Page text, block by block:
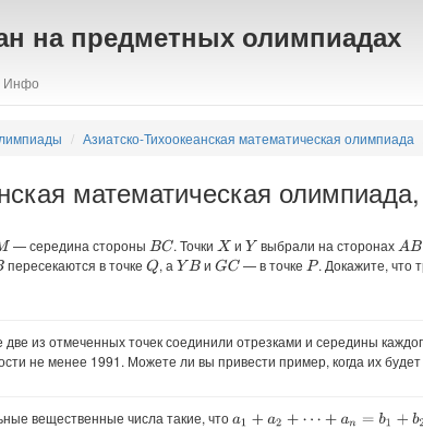
на предметных олимпиадах
Инфо
Азиатско-Тихоокеанская математическая олимпиада
математическая
— середина стороны BC . Точки X и Yвыбрали на сторонахAB
пересекаются в точкеQ, а YB иGC — в точке P. Докажите, что
из отмеченных точек соединили отрезками и середины
не менее 1991. Можете ли вы привести пример, когда их
вещественные числа такие, чтоa1 +a 2+⋯+ a n = b1 +b2 +⋯+b n